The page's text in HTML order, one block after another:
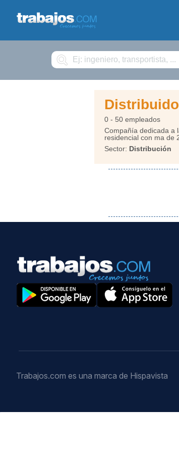
Buscar
0 - 50 empleados
Compañía dedicada a
residencial con ma de
Sector: Distribución
Trabajos.com es una marca de Hispavista